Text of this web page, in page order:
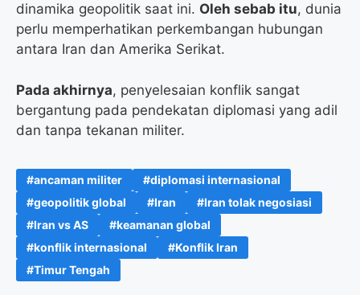
dinamika geopolitik saat ini. Oleh sebab itu, dunia
perlu memperhatikan perkembangan hubungan
antara Iran dan Amerika Serikat.
Pada akhirnya, penyelesaian konflik sangat
bergantung pada pendekatan diplomasi yang adil
dan tanpa tekanan militer.
ancaman militer
diplomasi internasional
geopolitik global
Iran
Iran tolak negosiasi
Iran vs AS
keamanan global
konflik internasional
Konflik Iran
Timur Tengah